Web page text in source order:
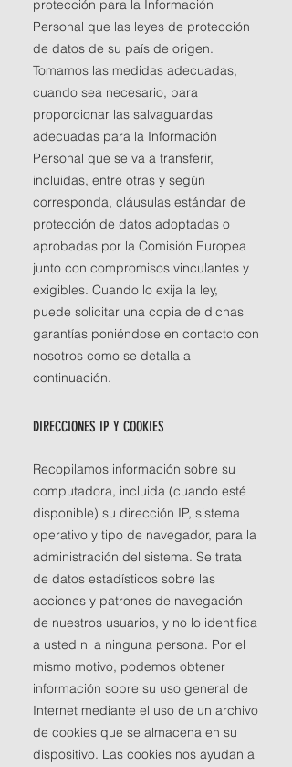
protección para la Información
Personal que las leyes de protección
de datos de su país de origen.
Tomamos las medidas adecuadas,
cuando sea necesario, para
proporcionar las salvaguardas
adecuadas para la Información
Personal que se va a transferir,
incluidas, entre otras y según
corresponda, cláusulas estándar de
protección de datos adoptadas o
aprobadas por la Comisión Europea
junto con compromisos vinculantes y
exigibles. Cuando lo exija la ley,
puede solicitar una copia de dichas
garantías poniéndose en contacto con
nosotros como se detalla a
continuación.
DIRECCIONES IP Y COOKIES
Recopilamos información sobre su
computadora, incluida (cuando esté
disponible) su dirección IP, sistema
operativo y tipo de navegador, para la
administración del sistema. Se trata
de datos estadísticos sobre las
acciones y patrones de navegación
de nuestros usuarios, y no lo identifica
a usted ni a ninguna persona. Por el
mismo motivo, podemos obtener
información sobre su uso general de
Internet mediante el uso de un archivo
de cookies que se almacena en su
dispositivo. Las cookies nos ayudan a